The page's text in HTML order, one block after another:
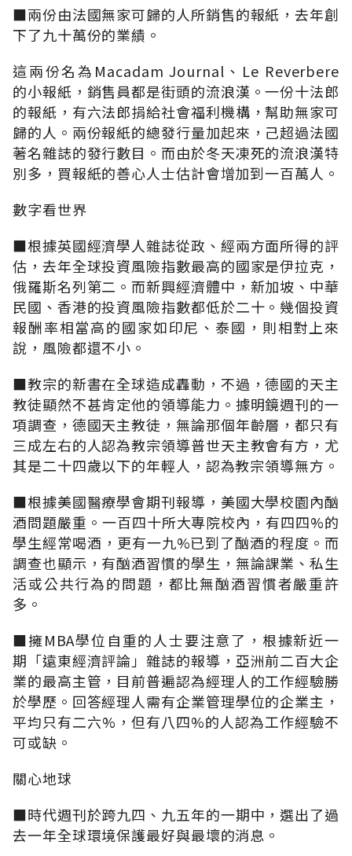
■兩份由法國無家可歸的人所銷售的報紙，去年創
下了九十萬份的業績。
這兩份名為Macadam Journal、Le Reverbere
的小報紙，銷售員都是街頭的流浪漢。一份十法郎
的報紙，有六法郎捐給社會福利機構，幫助無家可
歸的人。兩份報紙的總發行量加起來，己超過法國
著名雜誌的發行數目。而由於冬天凍死的流浪漢特
別多，買報紙的善心人士估計會增加到一百萬人。
數字看世界
■根據英國經濟學人雜誌從政、經兩方面所得的評
估，去年全球投資風險指數最高的國家是伊拉克，
俄羅斯名列第二。而新興經濟體中，新加坡、中華
民國、香港的投資風險指數都低於二十。幾個投資
報酬率相當高的國家如印尼、泰國，則相對上來
說，風險都還不小。
■教宗的新書在全球造成轟動，不過，德國的天主
教徒顯然不甚肯定他的領導能力。據明鏡週刊的一
項調查，德國天主教徒，無論那個年齡層，都只有
三成左右的人認為教宗領導普世天主教會有方，尤
其是二十四歲以下的年輕人，認為教宗領導無方。
■根據美國醫療學會期刊報導，美國大學校園內酗
酒問題嚴重。一百四十所大專院校內，有四四%的
學生經常喝酒，更有一九%已到了酗酒的程度。而
調查也顯示，有酗酒習慣的學生，無論課業、私生
活或公共行為的問題，都比無酗酒習慣者嚴重許
多。
■擁MBA學位自重的人士要注意了，根據新近一
期「遠東經濟評論」雜誌的報導，亞洲前二百大企
業的最高主管，目前普遍認為經理人的工作經驗勝
於學歷。回答經理人需有企業管理學位的企業主，
平均只有二六%，但有八四%的人認為工作經驗不
可或缺。
關心地球
■時代週刊於跨九四、九五年的一期中，選出了過
去一年全球環境保護最好與最壞的消息。